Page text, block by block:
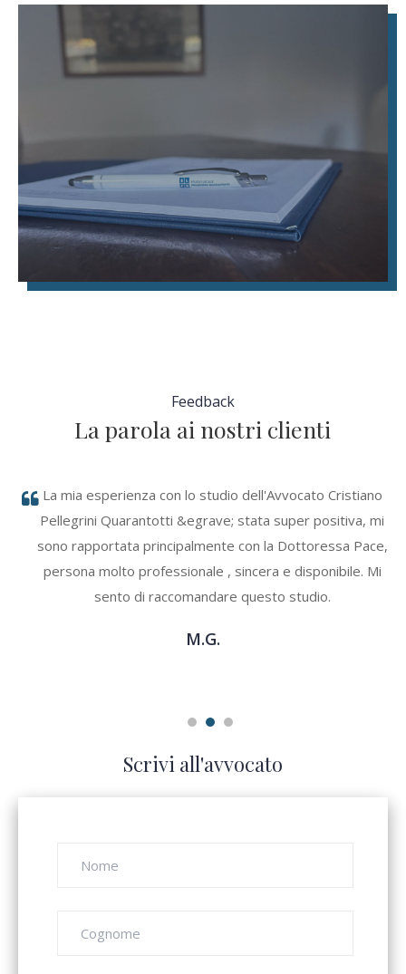
Feedback
La parola ai nostri clienti
La mia esperienza con lo studio dell'Avvocato Cristiano
Pellegrini Quarantotti &egrave; stata super positiva, mi
sono rapportata principalmente con la Dottoressa Pace,
persona molto professionale , sincera e disponibile. Mi
sento di raccomandare questo studio.
M.G.
Scrivi all'avvocato